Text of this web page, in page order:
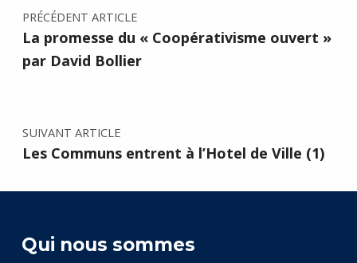
PRÉCÉDENT ARTICLE
La promesse du « Coopérativisme ouvert »
par David Bollier
SUIVANT ARTICLE
Les Communs entrent à l’Hotel de Ville (1)
Qui nous sommes